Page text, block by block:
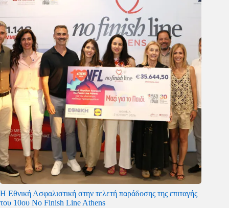
Η Εθνική Ασφαλιστική στην τελετή παράδοσης της επιταγής
του 10ου No Finish Line Athens